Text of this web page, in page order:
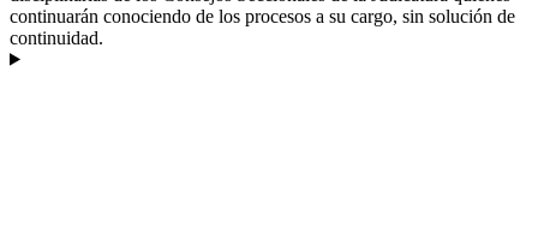
continuarán conociendo de los procesos a su cargo, sin solución de
continuidad.